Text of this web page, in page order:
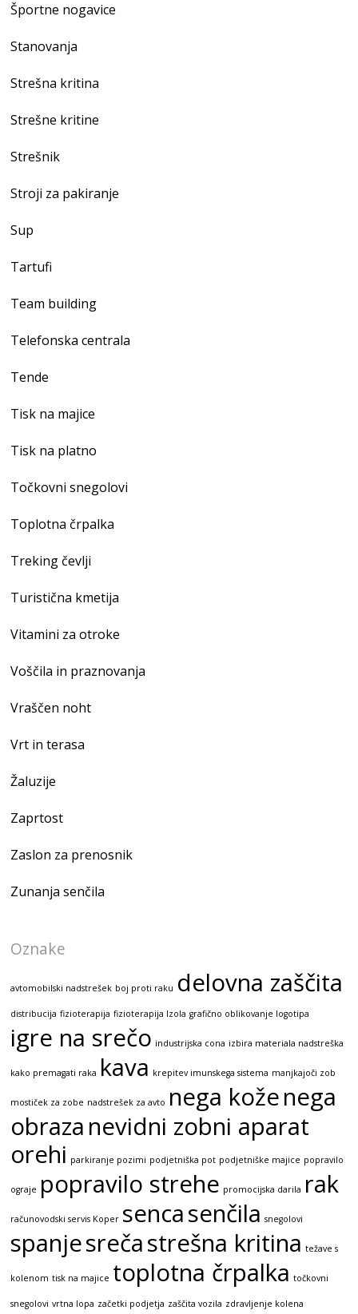
Športne nogavice
Stanovanja
Strešna kritina
Strešne kritine
Strešnik
Stroji za pakiranje
Sup
Tartufi
Team building
Telefonska centrala
Tende
Tisk na majice
Tisk na platno
Točkovni snegolovi
Toplotna črpalka
Treking čevlji
Turistična kmetija
Vitamini za otroke
Voščila in praznovanja
Vraščen noht
Vrt in terasa
Žaluzije
Zaprtost
Zaslon za prenosnik
Zunanja senčila
Oznake
avtomobilski nadstrešek boj proti raku delovna zaščita
distribucija fizioterapija fizioterapija Izola grafično oblikovanje logotipa
igre na srečo industrijska cona izbira materiala nadstreška
kako premagati raka kava krepitev imunskega sistema manjkajoči zob
mostiček za zobe nadstrešek za avto nega koženega
obraza nevidni zobni aparat
orehi parkiranje pozimi podjetniška pot podjetniške majice popravilo
ograje popravilo strehe promocijska darila rak
računovodski servis Koper sencasenčila snegolovi
spanjesrečastrešna kritina težave s
kolenom tisk na majice toplotna črpalka točkovni
snegolovi vrtna lopa začetki podjetja zaščita vozila zdravljenje kolena